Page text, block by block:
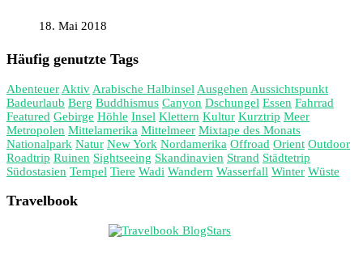
18. Mai 2018
Häufig genutzte Tags
Abenteuer Aktiv Arabische Halbinsel Ausgehen Aussichtspunkt
Badeurlaub Berg Buddhismus Canyon Dschungel Essen Fahrrad
Featured Gebirge Höhle Insel Klettern Kultur Kurztrip Meer
Metropolen Mittelamerika Mittelmeer Mixtape des Monats
Nationalpark Natur New York Nordamerika Offroad Orient Outdoor
Roadtrip Ruinen Sightseeing Skandinavien Strand Städtetrip
Südostasien Tempel Tiere Wadi Wandern Wasserfall Winter Wüste
Travelbook